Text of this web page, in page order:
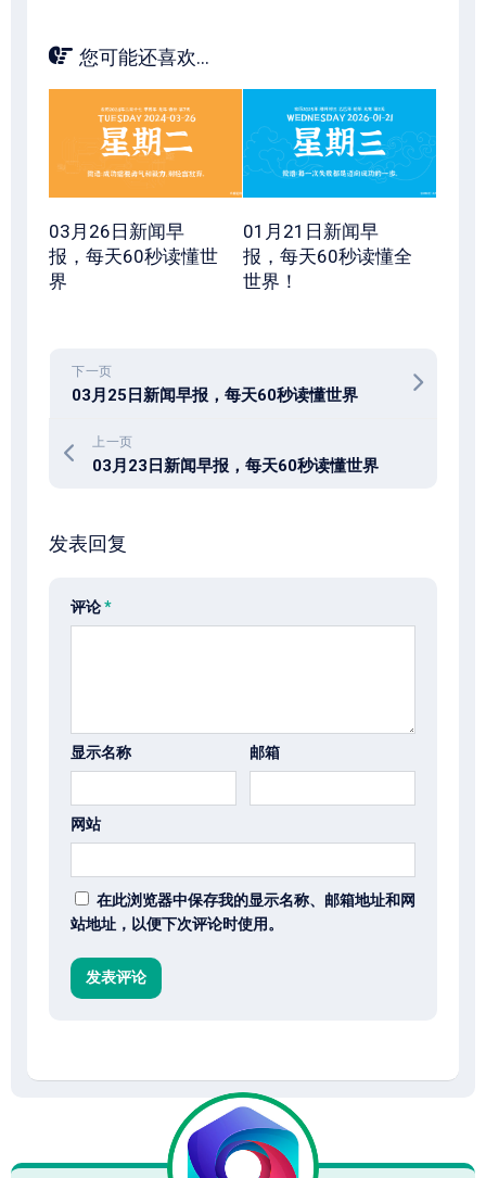
您可能还喜欢...
03月26日新闻早
报，每天60秒读懂世
界
01月21日新闻早
报，每天60秒读懂全
世界！
下一页
03月25日新闻早报，每天60秒读懂世界
上一页
03月23日新闻早报，每天60秒读懂世界
发表回复
评论*
显示名称 邮箱
网站
在此浏览器中保存我的显示名称、邮箱地址和网
站地址，以便下次评论时使用。